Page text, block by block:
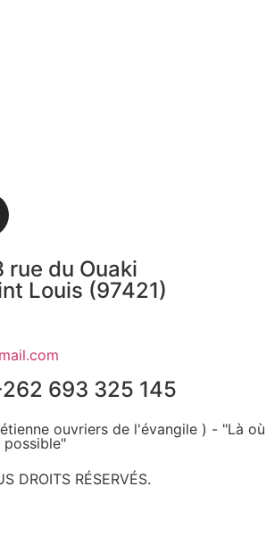
rue du Ouaki
Louis (97421)
693 325 145
ouvriers de l'évangile ) - "Là où
DROITS RÉSERVÉS.